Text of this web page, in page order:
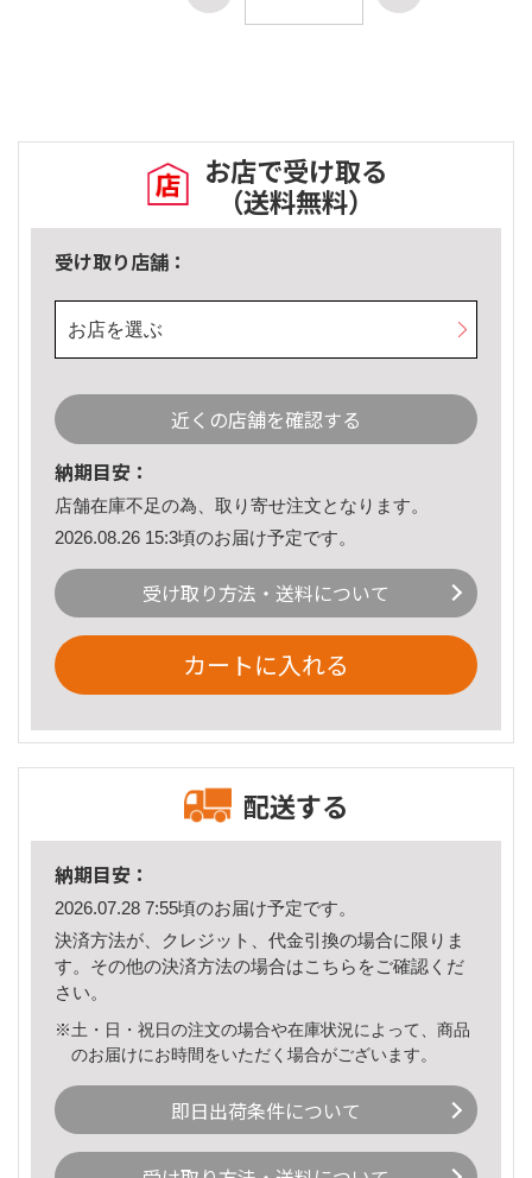
お店で受け取る
（送料無料）
受け取り店舗：
お店を選ぶ
近くの店舗を確認する
納期目安：
店舗在庫不足の為、取り寄せ注文となります。
2026.08.26 15:3頃のお届け予定です。
受け取り方法・送料について
カートに入れる
配送する
納期目安：
2026.07.28 7:55頃のお届け予定です。
決済方法が、クレジット、代金引換の場合に限りま
す。その他の決済方法の場合はこちら をご確認くだ
さい。
※土・日・祝日の注文の場合や在庫状況によって、商品
のお届けにお時間をいただく場合がございます。
即日出荷条件について